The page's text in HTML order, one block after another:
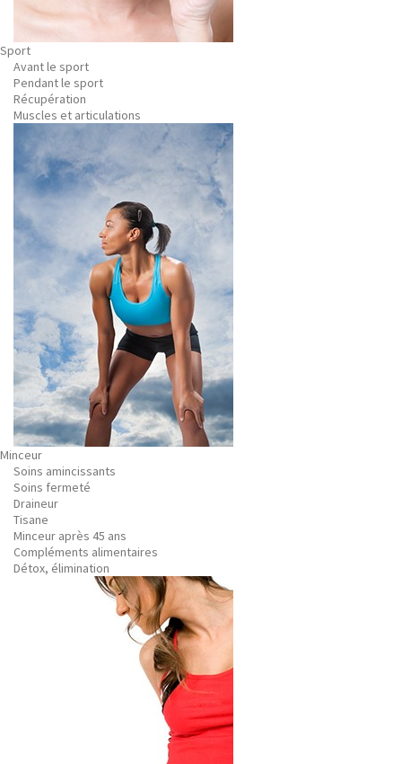
Sport
Avant le sport
Pendant le sport
Récupération
Muscles et articulations
Minceur
Soins amincissants
Soins fermeté
Draineur
Tisane
Minceur après 45 ans
Compléments alimentaires
Détox, élimination